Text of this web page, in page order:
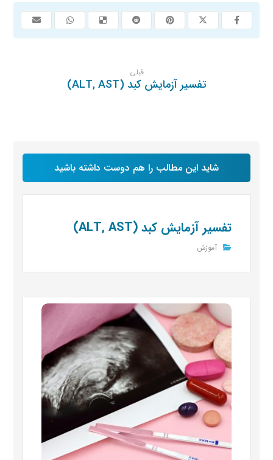
قبلی
تفسیر آزمایش کبد (ALT, AST)
شاید این مطالب را هم دوست داشته باشید
تفسیر آزمایش کبد (ALT, AST)
آموزش